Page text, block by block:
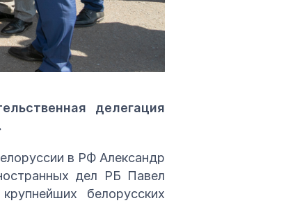
делегация
в РФ Александр
дел РБ Павел
белорусских